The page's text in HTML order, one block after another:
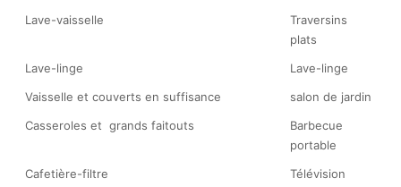
Lave-vaisselle
Traversins
plats
Lave-linge
Lave-linge
Vaisselle et couverts en suffisance
salon de jardin
Casseroles et grands faitouts
Barbecue
portable
Cafetière-filtre
Télévision